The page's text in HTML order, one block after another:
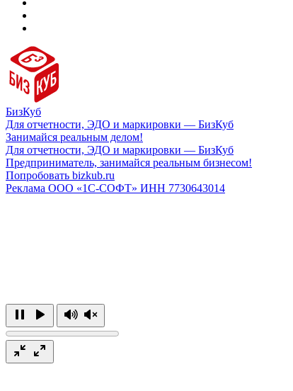
БизКуб
Для отчетности, ЭДО и маркировки — БизКуб
Занимайся реальным делом!
Для отчетности, ЭДО и маркировки — БизКуб
Предприниматель, занимайся реальным бизнесом!
Попробовать bizkub.ru
Реклама ООО «1С-СОФТ» ИНН 7730643014